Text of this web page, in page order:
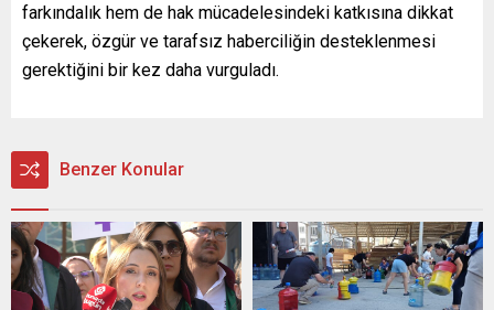
farkındalık hem de hak mücadelesindeki katkısına dikkat
çekerek, özgür ve tarafsız haberciliğin desteklenmesi
gerektiğini bir kez daha vurguladı.
Benzer Konular